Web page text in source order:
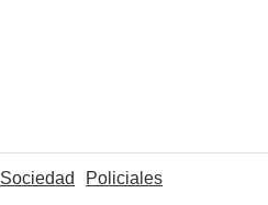
Sociedad
Policiales